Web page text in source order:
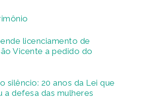
licenciamento de
Vicente a pedido do
silêncio: 20 anos da Lei que
a defesa das mulheres